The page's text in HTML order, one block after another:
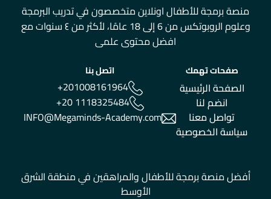
منصة برمجة للأطفال اونلاين متخصصون في تدريب البرمجة
وعلوم الروبوتكس من 6 إلى 18 عامًا، لأكثر من ٤ سنوات مع
افضل محتوى علمى
صفحات تهمك
الصفحة الرئيسية
انضم لنا
تواصل معنا
سياسة الخصوصية
اتصل بنا
+201008161964
+20 1118325484
INFO@Megaminds-Academy.com
أفضل منصة برمجة للأطفال والمراهقين في منطقة الشرق
الأوسط